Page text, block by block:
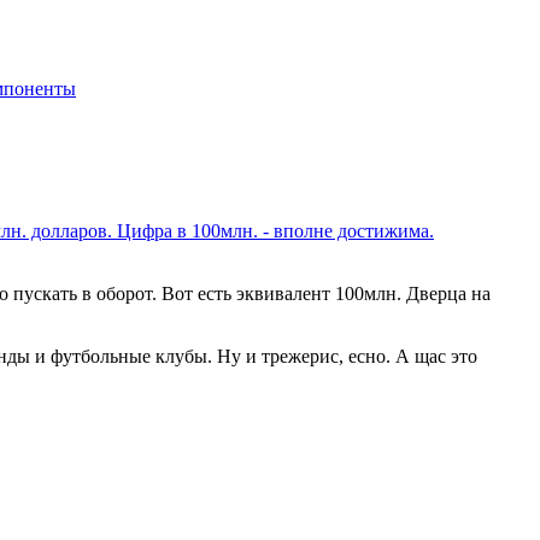
долларов. Цифра в 100млн. - вполне достижима.
в оборот. Вот есть эквивалент 100млн. Дверца на
и футбольные клубы. Ну и трежерис, есно. А щас это